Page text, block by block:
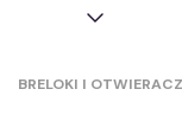
BRELOKI I